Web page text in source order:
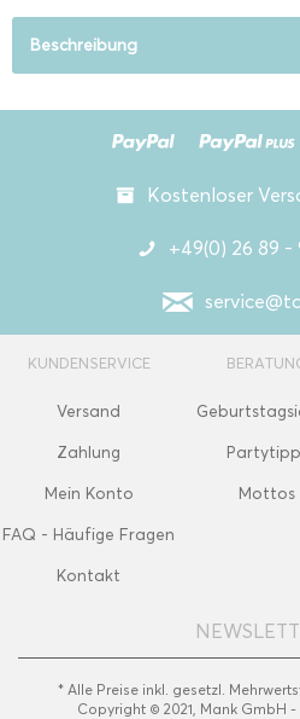
Beschreibung
Kostenloser
+49(0) 26 89 -
KUNDENSERVICE
Versand
Zahlung
Mein Konto
FAQ - Häufige Fragen
Kontakt
Mottos
* Alle Preise inkl. gesetzl.
Copyright © 2021, Mank GmbH